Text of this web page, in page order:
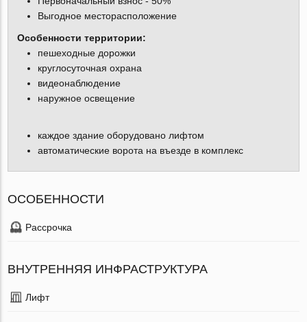
Выгодное месторасположение
Особенности территории:
пешеходные дорожки
круглосуточная охрана
видеонаблюдение
наружное освещение
каждое здание оборудовано лифтом
автоматические ворота на въезде в комплекс
ОСОБЕННОСТИ
Рассрочка
ВНУТРЕННЯЯ ИНФРАСТРУКТУРА
Лифт